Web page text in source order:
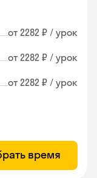
от 2282 ₽ / урок
от 2282 ₽ / урок
от 2282 ₽ / урок
время